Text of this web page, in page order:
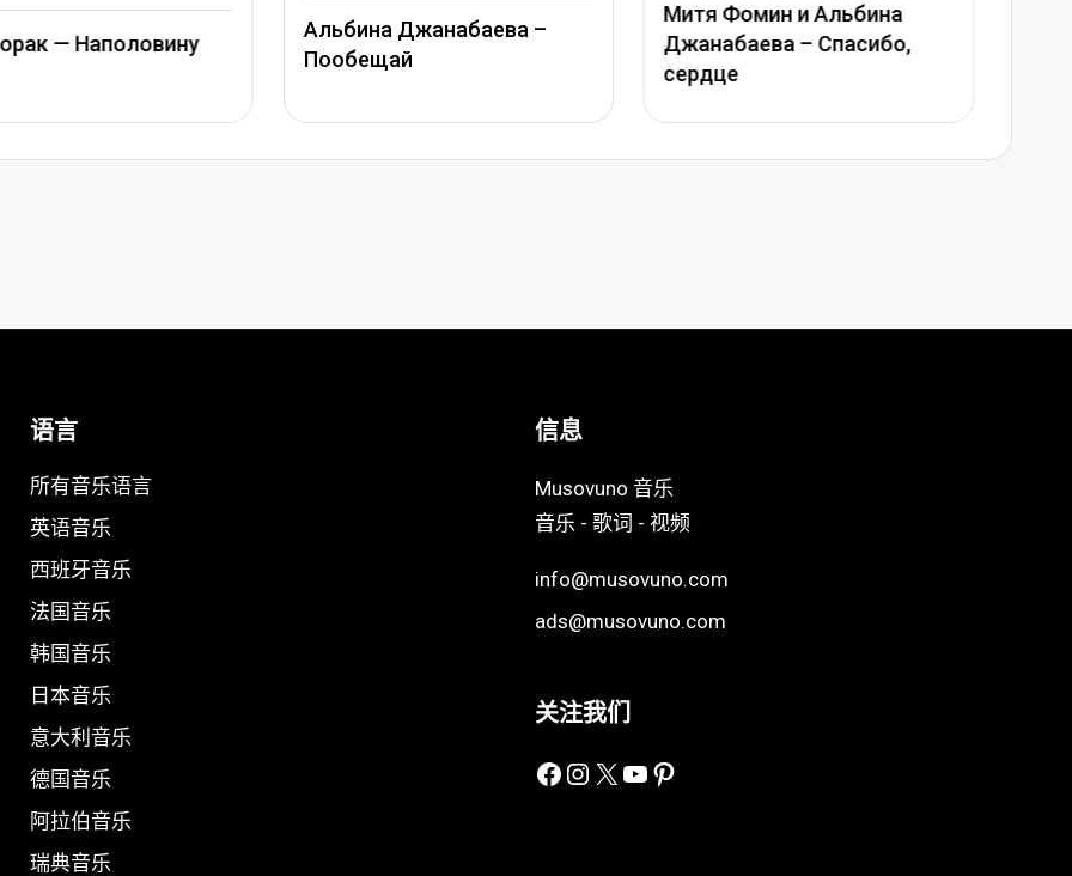
— Наполовину
Альбина Джанабаева –
Пообещай
Митя Фомин и Альбина
Джанабаева – Спасибо,
сердце
语言
所有音乐语言
英语音乐
西班牙音乐
法国音乐
韩国音乐
日本音乐
意大利音乐
德国音乐
阿拉伯音乐
瑞典音乐
信息
Musovuno 音乐
音乐 - 歌词 - 视频
info@musovuno.com
ads@musovuno.com
关注我们
Facebook
Instagram
X YouTube
Pinterest